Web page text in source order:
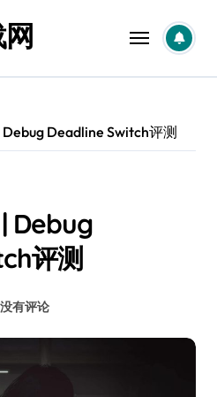
Deadline Switch评测
Debug
评测
没有评论